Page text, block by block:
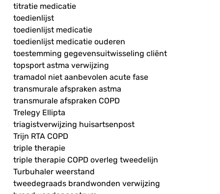
titratie medicatie
toedienlijst
toedienlijst medicatie
toedienlijst medicatie ouderen
toestemming gegevensuitwisseling cliënt
topsport astma verwijzing
tramadol niet aanbevolen acute fase
transmurale afspraken astma
transmurale afspraken COPD
Trelegy Ellipta
triagistverwijzing huisartsenpost
Trijn RTA COPD
triple therapie
triple therapie COPD overleg tweedelijn
Turbuhaler weerstand
tweedegraads brandwonden verwijzing